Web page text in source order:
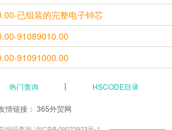
已组装的完整电子钟芯
91089010.00
91091000.00
热门查询 HSCODE目录
情链接： 365外贸网